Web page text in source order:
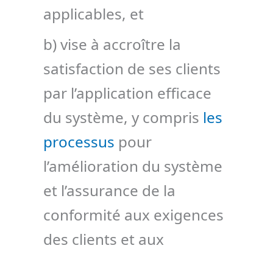
applicables, et
b) vise à accroître la
satisfaction de ses clients
par l’application efficace
du système, y compris les
processus pour
l’amélioration du système
et l’assurance de la
conformité aux exigences
des clients et aux